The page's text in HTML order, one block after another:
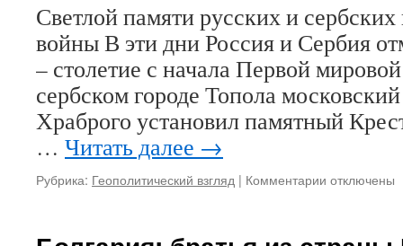
доску
в
честь
детском
лагере
в
Сербии
Светлой памяти русских и
войны В эти дни Россия и Сербия
– столетие с начала Первой
сербском городе Топола
Храброго установил памятный
… Читать далее →
Рубрика: Геополитический взгляд | Комментарии котключены